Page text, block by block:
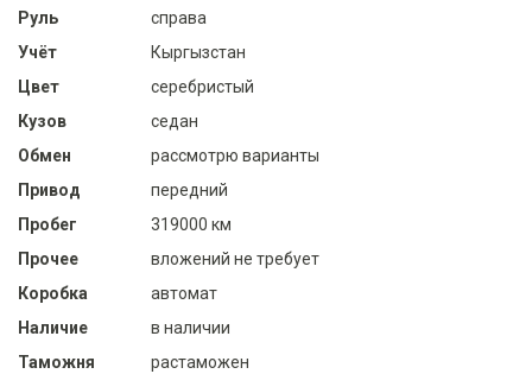
Руль
справа
Учёт
Кыргызстан
Цвет
серебристый
Кузов
седан
Обмен
рассмотрю варианты
Привод
передний
Пробег
319000 км
Прочее
вложений не требует
Коробка
автомат
Наличие
в наличии
Таможня
растаможен